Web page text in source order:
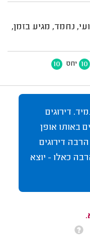
נחמד, מגיע בזמן,
10 יחס 10
דירוגים
באותו אופן
דירוגים
כאלו - יוצא